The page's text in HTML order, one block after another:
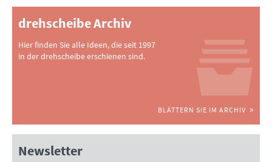
drehscheibe Archiv
Hier finden Sie alle Ideen, die seit 1997
in der drehscheibe erschienen sind.
BLÄTTERN SIE IM ARCHIV
Newsletter